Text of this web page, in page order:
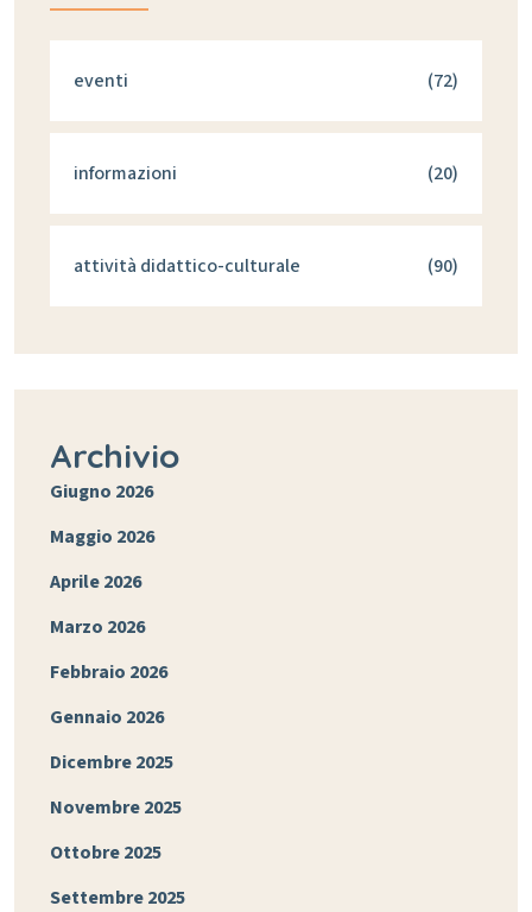
eventi (72)
informazioni (20)
attività didattico-culturale (90)
Archivio
Giugno 2026
Maggio 2026
Aprile 2026
Marzo 2026
Febbraio 2026
Gennaio 2026
Dicembre 2025
Novembre 2025
Ottobre 2025
Settembre 2025